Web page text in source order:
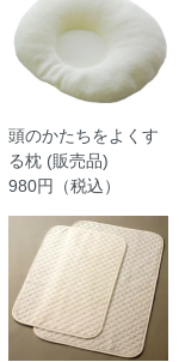
頭のかたちをよくす
る枕 (販売品)
980円（税込）